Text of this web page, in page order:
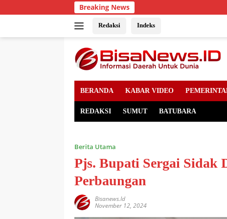
to
Breaking News
Redaksi Indeks
BERANDA KABAR VIDEO
REDAKSI SUMUT BATUBARA
Berita Utama
Pjs. Bupati Sergai Sidak
Perbaungan
Bisanews.id
November 12, 2024